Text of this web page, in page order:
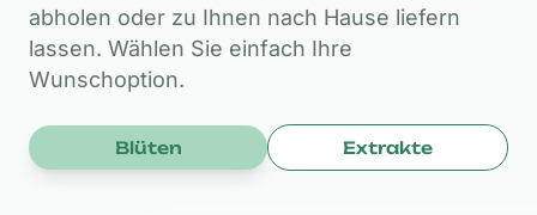
abholen oder zu Ihnen nach Hause liefern
lassen. Wählen Sie einfach Ihre
Wunschoption.
Blüten Extrakte